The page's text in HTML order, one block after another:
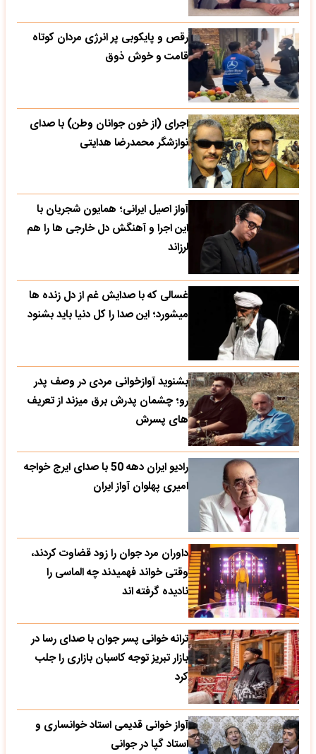
رقص و پایکوبی پر انرژی مردان کوتاه
قامت و خوش ذوق
اجرای (از خون جوانان وطن) با صدای
نوازشگر محمدرضا هدایتی
آواز اصیل ایرانی؛ همایون شجریان با
این اجرا و آهنگش دل خارجی ها را هم
لرزاند
غسالی که با صدایش غم از دل زنده ها
میشورد؛ این صدا را کل دنیا باید بشنود
بشنوید آوازخوانی مردی در وصف پدر
رو؛ چشمان پدرش برق میزند از تعریف
های پسرش
رادیو ایران دهه 50 با صدای ایرج خواجه
امیری پهلوان آواز ایران
داوران مرد جوان را زود قضاوت کردند،
وقتی خواند فهمیدند چه الماسی را
نادیده گرفته اند
ترانه خوانی پسر جوان با صدای رسا در
بازار تبریز توجه کاسبان بازاری را جلب
کرد
آواز خوانی قدیمی استاد خوانساری و
استاد گپا در جوانی